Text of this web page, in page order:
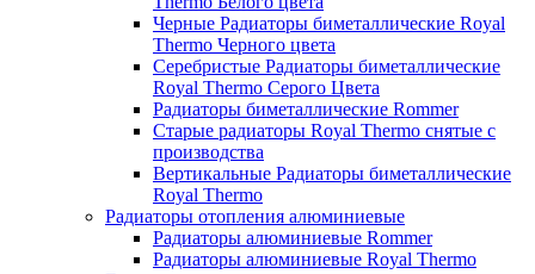
Черные Радиаторы биметаллические Royal
Thermo Черного цвета
Серебристые Радиаторы биметаллические
Royal Thermo Серого Цвета
Радиаторы биметаллические Rommer
Старые радиаторы Royal Thermo снятые с
производства
Вертикальные Радиаторы биметаллические
Royal Thermo
Радиаторы отопления алюминиевые
Радиаторы алюминиевые Rommer
Радиаторы алюминиевые Royal Thermo